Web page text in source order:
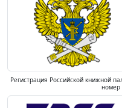
Регистрация Российской книжной
номер